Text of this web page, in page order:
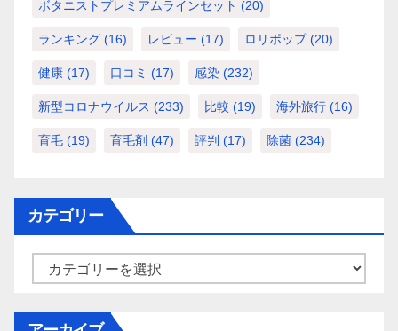
ボタニストプレミアムラインセット (20)
ランキング (16) レビュー (17) ロリポップ(20)
健康 (17) 口コミ (17) 感染 (232)
新型コロナウイルス (233) 比較 (19) 海外旅行 (16)
育毛 (19) 育毛剤 (47) 評判 (17) 除菌 (234)
カテゴリー